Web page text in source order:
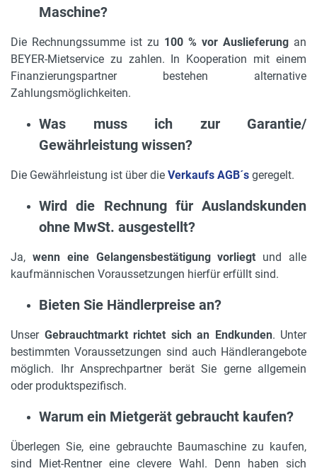
Maschine?
Die Rechnungssumme ist zu 100 % vor Auslieferung an
BEYER-Mietservice zu zahlen. In Kooperation mit einem
Finanzierungspartner bestehen alternative
Zahlungsmöglichkeiten.
Was muss ich zur Garantie/
Gewährleistung wissen?
Die Gewährleistung ist über die Verkaufs AGB´s geregelt.
Wird die Rechnung für Auslandskunden
ohne MwSt. ausgestellt?
Ja, wenn eine Gelangensbestätigung vorliegt und alle
kaufmännischen Voraussetzungen hierfür erfüllt sind.
Bieten Sie Händlerpreise an?
Unser Gebrauchtmarkt richtet sich an Endkunden. Unter
bestimmten Voraussetzungen sind auch Händlerangebote
möglich. Ihr Ansprechpartner berät Sie gerne allgemein
oder produktspezifisch.
Warum ein Mietgerät gebraucht kaufen?
Überlegen Sie, eine gebrauchte Baumaschine zu kaufen,
sind Miet-Rentner eine clevere Wahl. Denn haben sich